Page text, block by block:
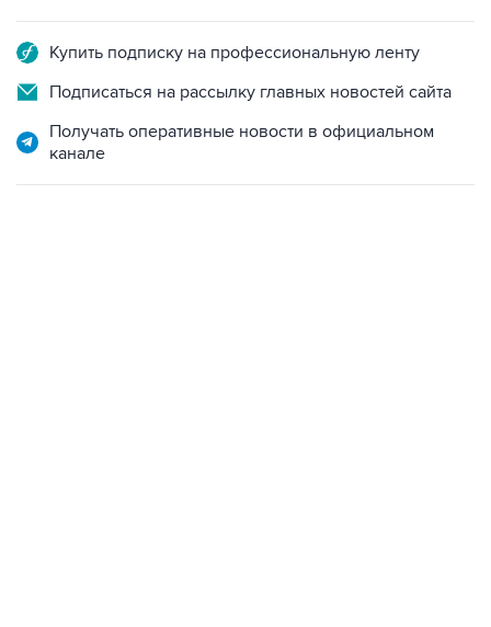
Купить подписку на профессиональную ленту
Подписаться на рассылку главных новостей сайта
Получать оперативные новости в официальном
канале